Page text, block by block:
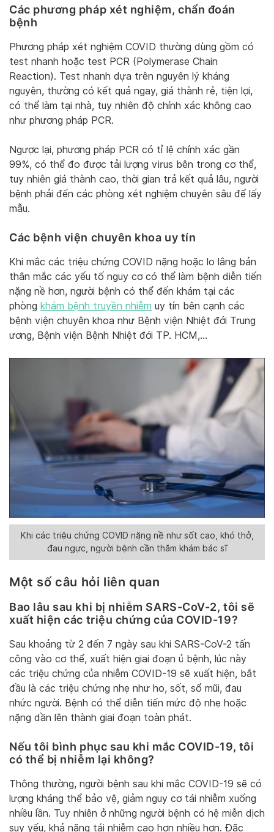
Các phương pháp xét nghiệm, chẩn đoán
bệnh
Phương pháp xét nghiệm COVID thường dùng gồm có
test nhanh hoặc test PCR (Polymerase Chain
Reaction). Test nhanh dựa trên nguyên lý kháng
nguyên, thường có kết quả ngay, giá thành rẻ, tiện lợi,
có thể làm tại nhà, tuy nhiên độ chính xác không cao
như phương pháp PCR.
Ngược lại, phương pháp PCR có tỉ lệ chính xác gần
99%, có thể đo được tải lượng virus bên trong cơ thể,
tuy nhiên giá thành cao, thời gian trả kết quả lâu, người
bệnh phải đến các phòng xét nghiệm chuyên sâu để lấy
mẫu.
Các bệnh viện chuyên khoa uy tín
Khi mắc các triệu chứng COVID nặng hoặc lo lắng bản
thân mắc các yếu tố nguy cơ có thể làm bệnh diễn tiến
nặng nề hơn, người bệnh có thể đến khám tại các
phòng khám bệnh truyền nhiễm uy tín bên cạnh các
bệnh viện chuyên khoa như Bệnh viện Nhiệt đới Trung
ương, Bệnh viện Bệnh Nhiệt đới TP. HCM,…
Khi các triệu chứng COVID nặng nề như sốt cao, khó thở,
đau ngực, người bệnh cần thăm khám bác sĩ
Một số câu hỏi liên quan
Bao lâu sau khi bị nhiễm SARS-CoV-2, tôi sẽ
xuất hiện các triệu chứng của COVID-19?
Sau khoảng từ 2 đến 7 ngày sau khi SARS-CoV-2 tấn
công vào cơ thể, xuất hiện giai đoạn ủ bệnh, lúc này
các triệu chứng của nhiễm COVID-19 sẽ xuất hiện, bắt
đầu là các triệu chứng nhẹ như ho, sốt, sổ mũi, đau
nhức người. Bệnh có thể diễn tiến mức độ nhẹ hoặc
nặng dần lên thành giai đoạn toàn phát.
Nếu tôi bình phục sau khi mắc COVID-19, tôi
có thể bị nhiễm lại không?
Thông thường, người bệnh sau khi mắc COVID-19 sẽ có
lượng kháng thể bảo vệ, giảm nguy cơ tái nhiễm xuống
nhiều lần. Tuy nhiên ở những người bệnh có hệ miễn dịch
suy yếu, khả năng tái nhiễm cao hơn nhiều hơn. Đặc